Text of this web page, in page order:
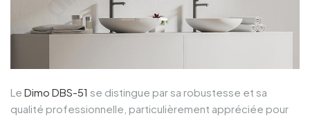
Le Dimo DBS-51 se distingue par sa robustesse et sa
qualité professionnelle, particulièrement appréciée pour